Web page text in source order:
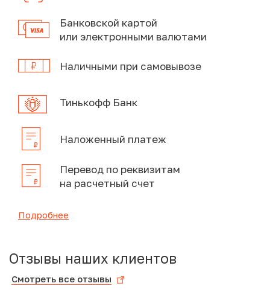
Банковской картой
или электронными валютами
Наличными при самовывозе
Тинькофф Банк
Наложенный платеж
Перевод по реквизитам
на расчетный счет
Подробнее
Отзывы наших клиентов
Смотреть все отзывы